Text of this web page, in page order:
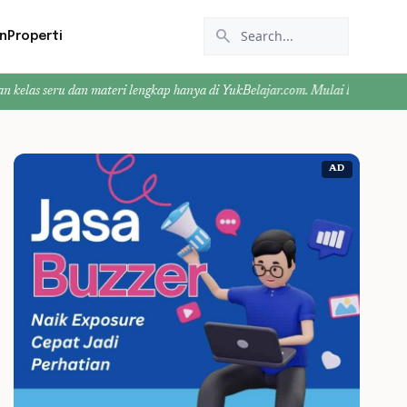
Properti search
materi lengkap hanya di YukBelajar.com. Mulai langkah suksesmu hari
AD